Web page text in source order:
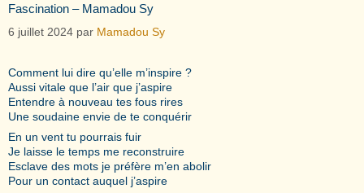
Fascination – Mamadou Sy
6 juillet 2024 par Mamadou Sy
Comment lui dire qu’elle m’inspire ?
Aussi vitale que l’air que j’aspire
Entendre à nouveau tes fous rires
Une soudaine envie de te conquérir
En un vent tu pourrais fuir
Je laisse le temps me reconstruire
Esclave des mots je préfère m’en abolir
Pour un contact auquel j’aspire